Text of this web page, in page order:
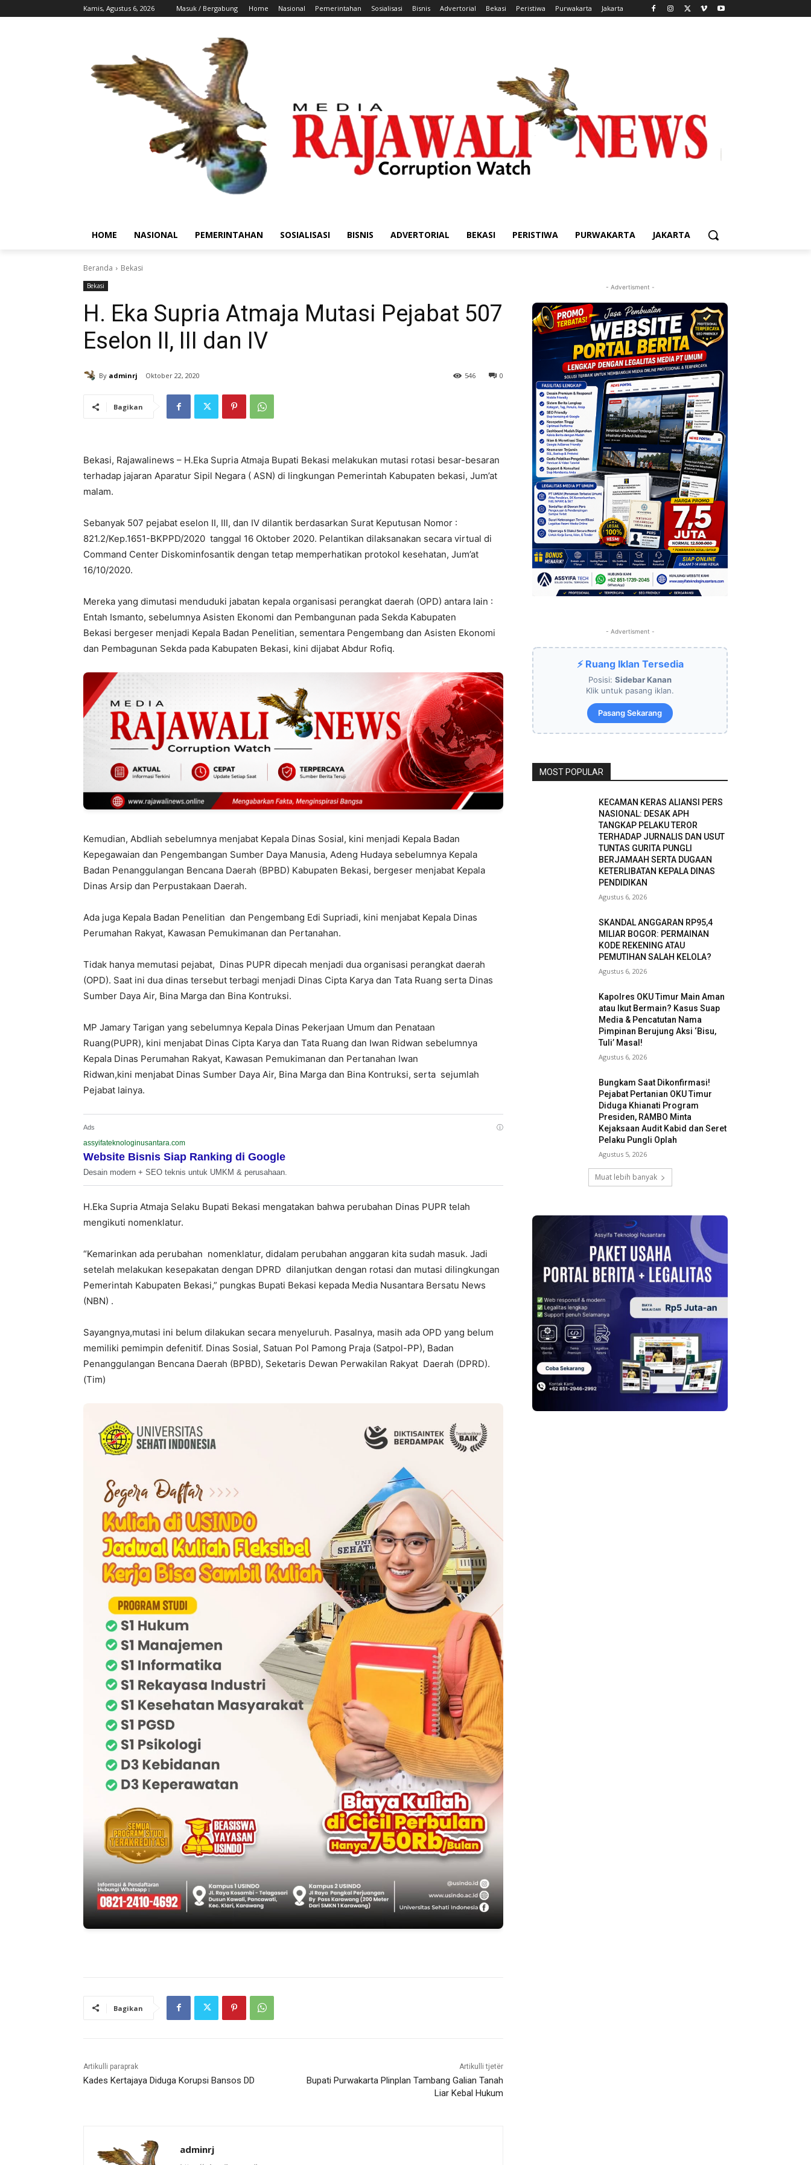
Kamis, Agustus 6, 2026 Masuk / Bergabung Home Nasional Pemerintahan Sosialisasi Bisnis Advertorial Bekasi Peristiwa Purwakarta Jakarta
HOME NASIONAL PEMERINTAHAN SOSIALISASI BISNIS ADVERTORIAL BEKASI PERISTIWA PURWAKARTA JAKARTA
Beranda Bekasi
Bekasi
H. Eka Supria Atmaja Mutasi Pejabat 507
Eselon II, III dan IV
By adminrj Oktober 22, 2020 0
546
Bagikan
Bekasi, Rajawalinews – H.Eka Supria Atmaja Bupati Bekasi melakukan mutasi rotasi besar-besaran
terhadap jajaran Aparatur Sipil Negara ( ASN) di lingkungan Pemerintah Kabupaten bekasi, Jum’at
malam.
Sebanyak 507 pejabat eselon II, III, dan IV dilantik berdasarkan Surat Keputusan Nomor :
821.2/Kep.1651-BKPPD/2020 tanggal 16 Oktober 2020. Pelantikan dilaksanakan secara virtual di
Command Center Diskominfosantik dengan tetap memperhatikan protokol kesehatan, Jum’at
16/10/2020.
Mereka yang dimutasi menduduki jabatan kepala organisasi perangkat daerah (OPD) antara lain :
Entah Ismanto, sebelumnya Asisten Ekonomi dan Pembangunan pada Sekda Kabupaten
Bekasi bergeser menjadi Kepala Badan Penelitian, sementara Pengembang dan Asisten Ekonomi
dan Pembagunan Sekda pada Kabupaten Bekasi, kini dijabat Abdur Rofiq.
Kemudian, Abdliah sebelumnya menjabat Kepala Dinas Sosial, kini menjadi Kepala Badan
Kepegawaian dan Pengembangan Sumber Daya Manusia, Adeng Hudaya sebelumnya Kepala
Badan Penanggulangan Bencana Daerah (BPBD) Kabupaten Bekasi, bergeser menjabat Kepala
Dinas Arsip dan Perpustakaan Daerah.
Ada juga Kepala Badan Penelitian dan Pengembang Edi Supriadi, kini menjabat Kepala Dinas
Perumahan Rakyat, Kawasan Pemukimanan dan Pertanahan.
Tidak hanya memutasi pejabat, Dinas PUPR dipecah menjadi dua organisasi perangkat daerah
(OPD). Saat ini dua dinas tersebut terbagi menjadi Dinas Cipta Karya dan Tata Ruang serta Dinas
Sumber Daya Air, Bina Marga dan Bina Kontruksi.
MP Jamary Tarigan yang sebelumnya Kepala Dinas Pekerjaan Umum dan Penataan
Ruang(PUPR), kini menjabat Dinas Cipta Karya dan Tata Ruang dan Iwan Ridwan sebelumnya
Kepala Dinas Perumahan Rakyat, Kawasan Pemukimanan dan Pertanahan Iwan
Ridwan,kini menjabat Dinas Sumber Daya Air, Bina Marga dan Bina Kontruksi, serta sejumlah
Pejabat lainya.
Ads ⓘ
assyifateknologinusantara.com
Website Bisnis Siap Ranking di Google
Desain modern + SEO teknis untuk UMKM & perusahaan.
H.Eka Supria Atmaja Selaku Bupati Bekasi mengatakan bahwa perubahan Dinas PUPR telah
mengikuti nomenklatur.
“Kemarinkan ada perubahan nomenklatur, didalam perubahan anggaran kita sudah masuk. Jadi
setelah melakukan kesepakatan dengan DPRD dilanjutkan dengan rotasi dan mutasi dilingkungan
Pemerintah Kabupaten Bekasi,” pungkas Bupati Bekasi kepada Media Nusantara Bersatu News
(NBN) .
Sayangnya,mutasi ini belum dilakukan secara menyeluruh. Pasalnya, masih ada OPD yang belum
memiliki pemimpin defenitif. Dinas Sosial, Satuan Pol Pamong Praja (Satpol-PP), Badan
Penanggulangan Bencana Daerah (BPBD), Seketaris Dewan Perwakilan Rakyat Daerah (DPRD).
(Tim)
Bagikan
Artikulli paraprak
Kades Kertajaya Diduga Korupsi Bansos DD
Artikulli tjetër
Bupati Purwakarta Plinplan Tambang Galian Tanah
Liar Kebal Hukum
adminrj
- Advertisment -
- Advertisment -
⚡ Ruang Iklan Tersedia
Posisi: Sidebar Kanan
Klik untuk pasang iklan.
Pasang Sekarang
MOST POPULAR
KECAMAN KERAS ALIANSI PERS
NASIONAL: DESAK APH
TANGKAP PELAKU TEROR
TERHADAP JURNALIS DAN USUT
TUNTAS GURITA PUNGLI
BERJAMAAH SERTA DUGAAN
KETERLIBATAN KEPALA DINAS
PENDIDIKAN
Agustus 6, 2026
SKANDAL ANGGARAN RP95,4
MILIAR BOGOR: PERMAINAN
KODE REKENING ATAU
PEMUTIHAN SALAH KELOLA?
Agustus 6, 2026
Kapolres OKU Timur Main Aman
atau Ikut Bermain? Kasus Suap
Media & Pencatutan Nama
Pimpinan Berujung Aksi ‘Bisu,
Tuli’ Masal!
Agustus 6, 2026
Bungkam Saat Dikonfirmasi!
Pejabat Pertanian OKU Timur
Diduga Khianati Program
Presiden, RAMBO Minta
Kejaksaan Audit Kabid dan Seret
Pelaku Pungli Oplah
Agustus 5, 2026
Muat lebih banyak